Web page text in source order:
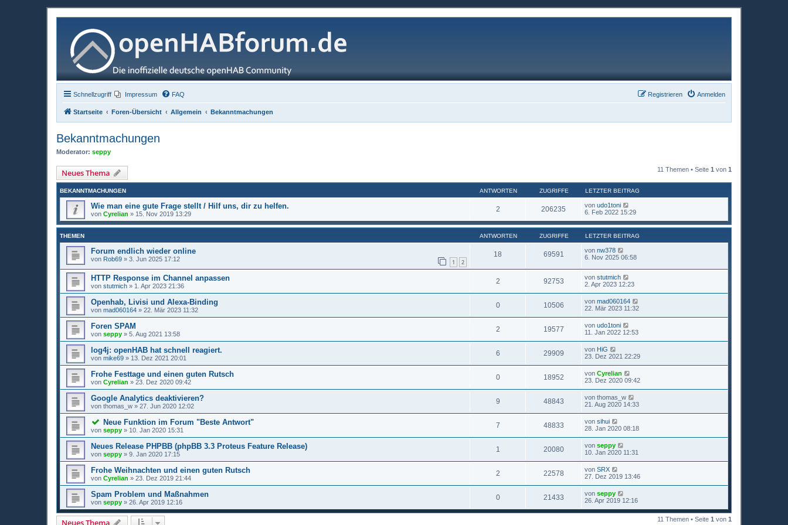
Schnellzugriff Impressum FAQ Anmelden
Registrieren
Startseite Foren-Übersicht Allgemein Bekanntmachungen
Bekanntmachungen
Moderator: seppy
Neues Thema 11 Themen • Seite 1 von 1
BEKANNTMACHUNGEN ANTWORTEN ZUGRIFFE LETZTER BEITRAG
Wie man eine gute Frage stellt / Hilf uns, dir zu helfen.
von Cyrelian » 15. Nov 2019 13:29
2 206235 von udo1toni
6. Feb 2022 15:29
THEMEN ANTWORTEN ZUGRIFFE LETZTER BEITRAG
Forum endlich wieder online
von Rob69 » 3. Jun 2025 17:12 1 2
18 69591 von nw378
6. Nov 2025 06:58
HTTP Response im Channel anpassen
von stutmich » 1. Apr 2023 21:36
2 92753 von stutmich
2. Apr 2023 12:23
Openhab, Livisi und Alexa-Binding
von mad060164 » 22. Mär 2023 11:32
0 10506 von mad060164
22. Mär 2023 11:32
Foren SPAM
von seppy » 5. Aug 2021 13:58
2 19577 von udo1toni
11. Jan 2022 12:53
log4j: openHAB hat schnell reagiert.
von mike69 » 13. Dez 2021 20:01
6 29909 von HiG
23. Dez 2021 22:29
Frohe Festtage und einen guten Rutsch
von Cyrelian » 23. Dez 2020 09:42
0 18952 von Cyrelian
23. Dez 2020 09:42
Google Analytics deaktivieren?
von thomas_w » 27. Jun 2020 12:02
9 48843 von thomas_w
21. Aug 2020 14:33
Neue Funktion im Forum "Beste Antwort"
von seppy » 10. Jan 2020 15:31
7 48833 von sihui
28. Jan 2020 08:18
Neues Release PHPBB (phpBB 3.3 Proteus Feature Release)
von seppy » 9. Jan 2020 17:15
1 20080 von seppy
10. Jan 2020 11:31
Frohe Weihnachten und einen guten Rutsch
von Cyrelian » 23. Dez 2019 21:44
2 22578 von SRX
27. Dez 2019 13:46
Spam Problem und Maßnahmen
von seppy » 26. Apr 2019 12:16
0 21433 von seppy
26. Apr 2019 12:16
Neues Thema 11 Themen • Seite 1 von 1